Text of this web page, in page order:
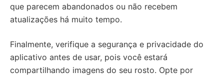
que parecem abandonados ou não recebem
atualizações há muito tempo.
Finalmente, verifique a segurança e privacidade do
aplicativo antes de usar, pois você estará
compartilhando imagens do seu rosto. Opte por